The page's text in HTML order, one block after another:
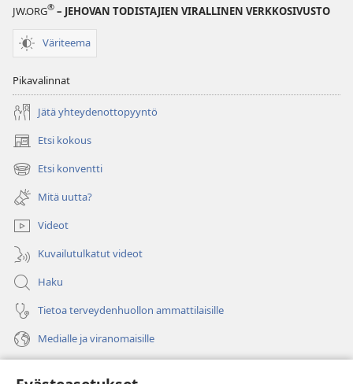
JW.ORG® – JEHOVAN TODISTAJIEN VIRALLINEN VERKKOSIVUSTO
Väriteema
Pikavalinnat
Jätä yhteydenottopyyntö
Etsi kokous
(avaa
uuden
ikkunan)
Etsi konventti
(avaa
uuden
ikkunan)
Mitä uutta?
Videot
Kuvailutulkatut videot
Haku
Tietoa terveydenhuollon ammattilaisille
Medialle ja viranomaisille